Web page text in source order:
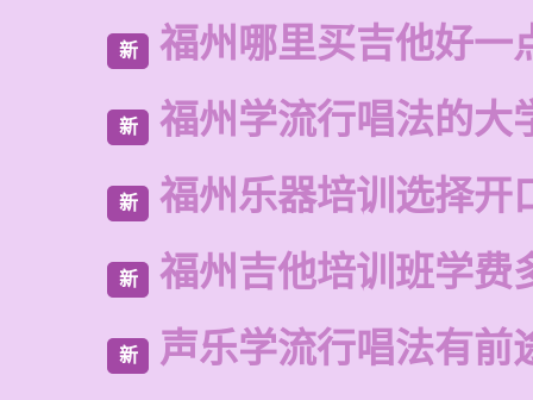
新 福州哪里买吉他好一
新 福州学流行唱法的大
新 福州乐器培训选择开
新 福州吉他培训班学费
新 声乐学流行唱法有前